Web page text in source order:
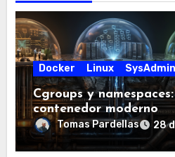
Docker Linux SysAdmin
Cgroups y
contenedor moderno
Tomas Pardellas 28